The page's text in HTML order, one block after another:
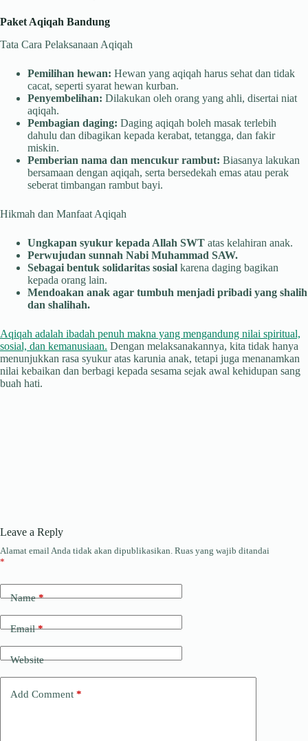
Paket Aqiqah Bandung
Tata Cara Pelaksanaan Aqiqah
Pemilihan hewan: Hewan yang aqiqah harus sehat dan tidak
cacat, seperti syarat hewan kurban.
Penyembelihan: Dilakukan oleh orang yang ahli, disertai niat
aqiqah.
Pembagian daging: Daging aqiqah boleh masak terlebih
dahulu dan dibagikan kepada kerabat, tetangga, dan fakir
miskin.
Pemberian nama dan mencukur rambut: Biasanya lakukan
bersamaan dengan aqiqah, serta bersedekah emas atau perak
seberat timbangan rambut bayi.
Hikmah dan Manfaat Aqiqah
Ungkapan syukur kepada Allah SWT atas kelahiran anak.
Perwujudan sunnah Nabi Muhammad SAW.
Sebagai bentuk solidaritas sosial karena daging bagikan
kepada orang lain.
Mendoakan anak agar tumbuh menjadi pribadi yang shalih
dan shalihah.
Aqiqah adalah ibadah penuh makna yang mengandung nilai spiritual,
sosial, dan kemanusiaan. Dengan melaksanakannya, kita tidak hanya
menunjukkan rasa syukur atas karunia anak, tetapi juga menanamkan
nilai kebaikan dan berbagi kepada sesama sejak awal kehidupan sang
buah hati.
Leave a Reply
Alamat email Anda tidak akan dipublikasikan. Ruas yang wajib ditandai
*
Name*
Email*
Website
Add Comment *